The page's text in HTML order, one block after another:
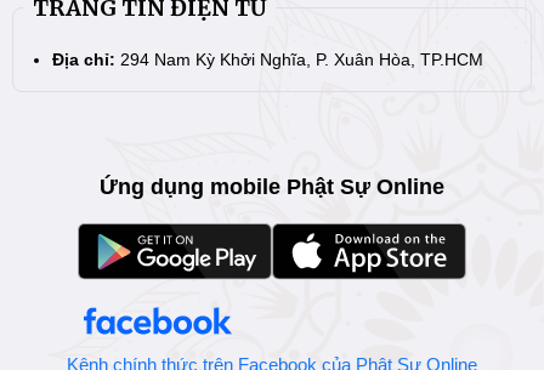
TRANG TIN ĐIỆN TỬ
Địa chỉ: 294 Nam Kỳ Khởi Nghĩa, P. Xuân Hòa, TP.HCM
Ứng dụng mobile Phật Sự Online
Kênh chính thức trên Facebook của Phật Sự Online